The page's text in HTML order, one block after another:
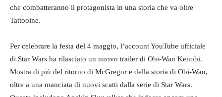
che combatteranno il protagonista in una storia che va oltre
Tattooine.
Per celebrare la festa del 4 maggio, l’account YouTube ufficiale
di Star Wars ha rilasciato un nuovo trailer di Obi-Wan Kenobi.
Mostra di più del ritorno di McGregor e della storia di Obi-Wan,
oltre a una manciata di nuovi scatti dalla serie di Star Wars.